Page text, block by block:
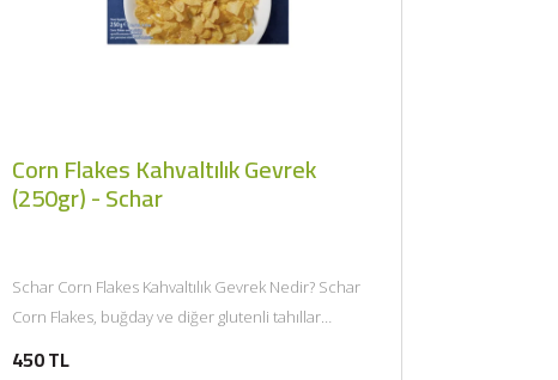
Corn Flakes Kahvaltılık Gevrek
(250gr) - Schar
Schar Corn Flakes Kahvaltılık Gevrek Nedir? Schar
Corn Flakes, buğday ve diğer glutenli tahıllar
450 TL
×